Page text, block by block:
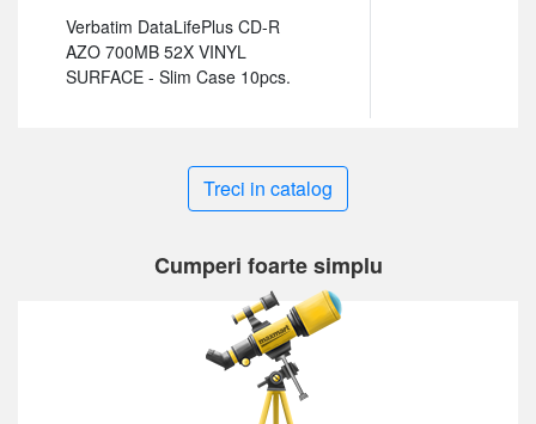
Verbatim DataLifePlus CD-R
AZO 700MB 52X VINYL
SURFACE - Slim Case 10pcs.
Treci in catalog
Cumperi foarte simplu